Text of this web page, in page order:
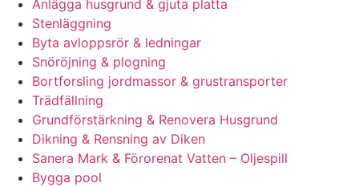
Anlägga husgrund & gjuta platta
Stenläggning
Byta avloppsrör & ledningar
Snöröjning & plogning
Bortforsling jordmassor & grustransporter
Trädfällning
Grundförstärkning & Renovera Husgrund
Dikning & Rensning av Diken
Sanera Mark & Förorenat Vatten – Oljespill
Bygga pool